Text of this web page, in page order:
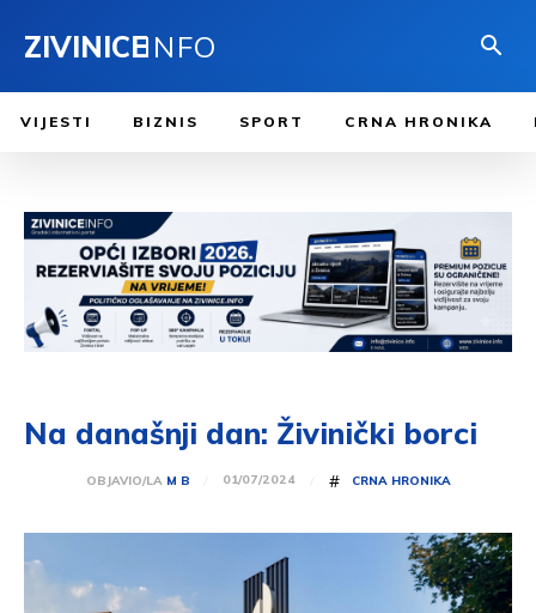
ZIVINICEINFO
VIJESTI BIZNIS SPORT CRNA HRONIKA
Na današnji dan: Živinički borci
OBJAVIO/LA M B 01/07/2024 # CRNA HRONIKA